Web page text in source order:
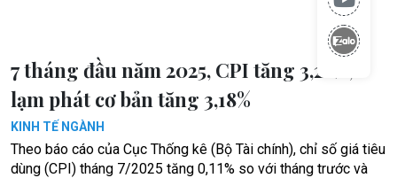
7 tháng đầu năm 2025, CPI tăng 3,26%,
lạm phát cơ bản tăng 3,18%
KINH TẾ NGÀNH
Theo báo cáo của Cục Thống kê (Bộ Tài chính), chỉ số giá tiêu
dùng (CPI) tháng 7/2025 tăng 0,11% so với tháng trước và